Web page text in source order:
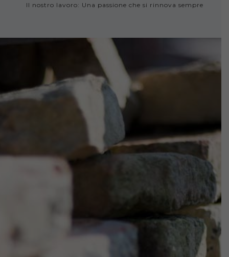
Il nostro lavoro: Una passione che si rinnova sempre